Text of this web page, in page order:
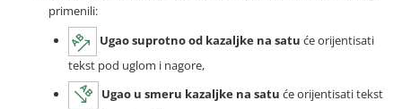
primenili:
Ugao suprotno od kazaljke na satu će orijentisati
tekst pod uglom i nagore,
Ugao u smeru kazaljke na satu će orijentisati tekst